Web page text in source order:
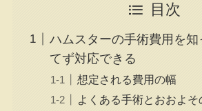
目次
ハムスターの手術費用を
てず対応できる
想定される費用の幅
よくある手術とおおよそ